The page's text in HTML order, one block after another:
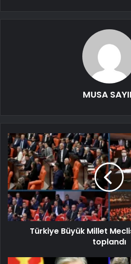
MUSA
Türkiye Büyük Millet
toplandı